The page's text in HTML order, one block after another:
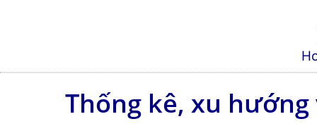
Thống kê, xu